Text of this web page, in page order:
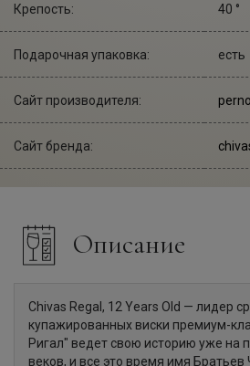
Крепость: 40 °
Подарочная упаковка: есть
Сайт производителя:
Сайт бренда:
Описание
Chivas Regal, 12 Years Old — лидер
купажированных виски премиум-
Ригал" ведет свою историю уже на
веков, и все это время имя Братьев